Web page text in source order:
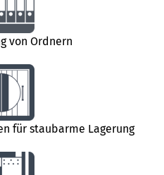
von Ordnern
für staubarme Lagerung